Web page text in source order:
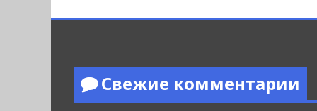
Свежие комментарии